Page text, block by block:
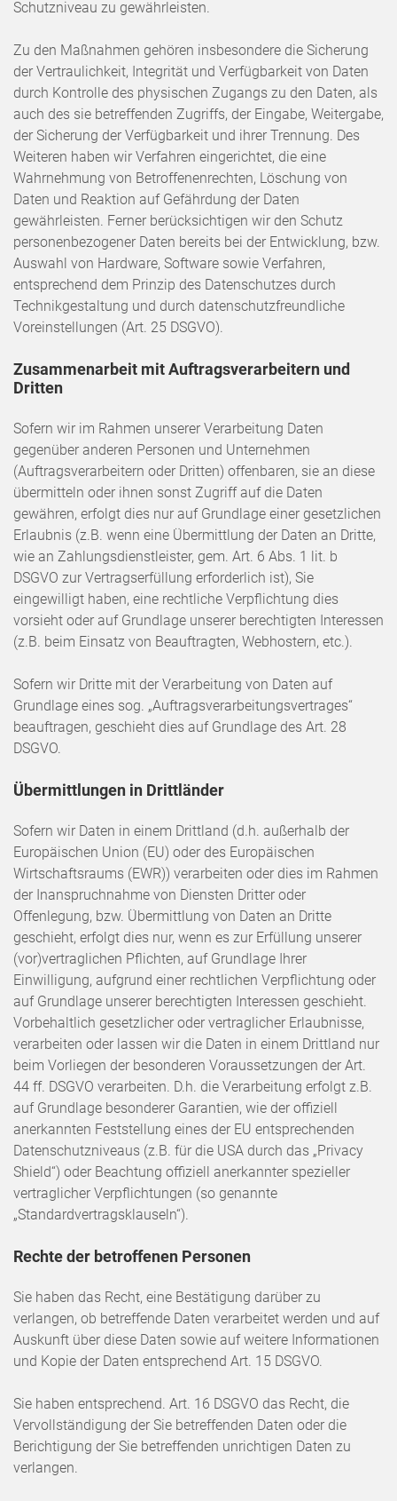
Schutzniveau zu gewährleisten.
Zu den Maßnahmen gehören insbesondere die Sicherung
der Vertraulichkeit, Integrität und Verfügbarkeit von Daten
durch Kontrolle des physischen Zugangs zu den Daten, als
auch des sie betreffenden Zugriffs, der Eingabe, Weitergabe,
der Sicherung der Verfügbarkeit und ihrer Trennung. Des
Weiteren haben wir Verfahren eingerichtet, die eine
Wahrnehmung von Betroffenenrechten, Löschung von
Daten und Reaktion auf Gefährdung der Daten
gewährleisten. Ferner berücksichtigen wir den Schutz
personenbezogener Daten bereits bei der Entwicklung, bzw.
Auswahl von Hardware, Software sowie Verfahren,
entsprechend dem Prinzip des Datenschutzes durch
Technikgestaltung und durch datenschutzfreundliche
Voreinstellungen (Art. 25 DSGVO).
Zusammenarbeit mit Auftragsverarbeitern und
Dritten
Sofern wir im Rahmen unserer Verarbeitung Daten
gegenüber anderen Personen und Unternehmen
(Auftragsverarbeitern oder Dritten) offenbaren, sie an diese
übermitteln oder ihnen sonst Zugriff auf die Daten
gewähren, erfolgt dies nur auf Grundlage einer gesetzlichen
Erlaubnis (z.B. wenn eine Übermittlung der Daten an Dritte,
wie an Zahlungsdienstleister, gem. Art. 6 Abs. 1 lit. b
DSGVO zur Vertragserfüllung erforderlich ist), Sie
eingewilligt haben, eine rechtliche Verpflichtung dies
vorsieht oder auf Grundlage unserer berechtigten Interessen
(z.B. beim Einsatz von Beauftragten, Webhostern, etc.).
Sofern wir Dritte mit der Verarbeitung von Daten auf
Grundlage eines sog. „Auftragsverarbeitungsvertrages“
beauftragen, geschieht dies auf Grundlage des Art. 28
DSGVO.
Übermittlungen in Drittländer
Sofern wir Daten in einem Drittland (d.h. außerhalb der
Europäischen Union (EU) oder des Europäischen
Wirtschaftsraums (EWR)) verarbeiten oder dies im Rahmen
der Inanspruchnahme von Diensten Dritter oder
Offenlegung, bzw. Übermittlung von Daten an Dritte
geschieht, erfolgt dies nur, wenn es zur Erfüllung unserer
(vor)vertraglichen Pflichten, auf Grundlage Ihrer
Einwilligung, aufgrund einer rechtlichen Verpflichtung oder
auf Grundlage unserer berechtigten Interessen geschieht.
Vorbehaltlich gesetzlicher oder vertraglicher Erlaubnisse,
verarbeiten oder lassen wir die Daten in einem Drittland nur
beim Vorliegen der besonderen Voraussetzungen der Art.
44 ff. DSGVO verarbeiten. D.h. die Verarbeitung erfolgt z.B.
auf Grundlage besonderer Garantien, wie der offiziell
anerkannten Feststellung eines der EU entsprechenden
Datenschutzniveaus (z.B. für die USA durch das „Privacy
Shield“) oder Beachtung offiziell anerkannter spezieller
vertraglicher Verpflichtungen (so genannte
„Standardvertragsklauseln“).
Rechte der betroffenen Personen
Sie haben das Recht, eine Bestätigung darüber zu
verlangen, ob betreffende Daten verarbeitet werden und auf
Auskunft über diese Daten sowie auf weitere Informationen
und Kopie der Daten entsprechend Art. 15 DSGVO.
Sie haben entsprechend. Art. 16 DSGVO das Recht, die
Vervollständigung der Sie betreffenden Daten oder die
Berichtigung der Sie betreffenden unrichtigen Daten zu
verlangen.